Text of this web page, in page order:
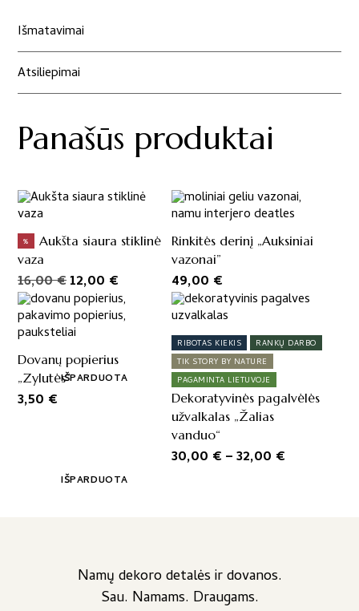
Išmatavimai
Atsiliepimai
Panašūs produktai
%
Aukšta siaura stiklinė
vaza
16,00€Original
price
was:
16,00 €.
12,00 €
price
is:
IŠPARDUOTA
Rinkitės derinį „Auksiniai
vazonai”
49,00 €
Dovanų popierius
„Zylutės”
3,50 €
IŠPARDUOTA
RIBOTAS KIEKIS
RANKŲ DARBO
TIK STORY BY NATURE
PAGAMINTA LIETUVOJE
Dekoratyvinės pagalvėlės
užvalkalas „Žalias
vanduo“
30,00 € –32,00 €
This
product
has
multiple
variants.
The
options
may
be
chosen
Namų dekoro detalės ir dovanos.
Sau. Namams. Draugams.